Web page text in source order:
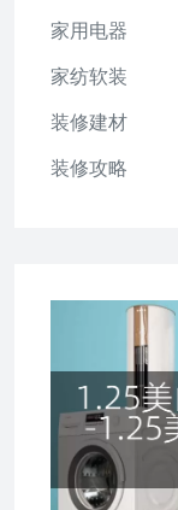
家用电器
家纺软装
装修建材
装修攻略